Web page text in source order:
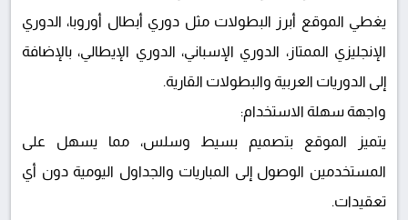
يغطي الموقع أبرز البطولات مثل دوري أبطال أوروبا، الدوري
الإنجليزي الممتاز، الدوري الإسباني، الدوري الإيطالي، بالإضافة
إلى الدوريات العربية والبطولات القارية.
واجهة سهلة الاستخدام:
يتميز الموقع بتصميم بسيط وسلس، مما يسهل على
المستخدمين الوصول إلى المباريات والجداول اليومية دون أي
تعقيدات.